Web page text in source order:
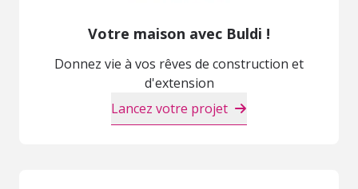
Votre maison avec Buldi !
Donnez vie à vos rêves de construction et
d'extension
Lancez votre projet